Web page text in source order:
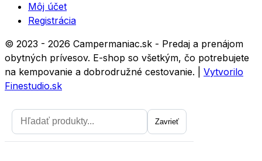
Môj účet
Registrácia
© 2023 - 2026 Campermaniac.sk - Predaj a prenájom
obytných prívesov. E-shop so všetkým, čo potrebujete
na kempovanie a dobrodružné cestovanie.
Vytvorilo
Finestudio.sk
Zavrieť
Zavrieť